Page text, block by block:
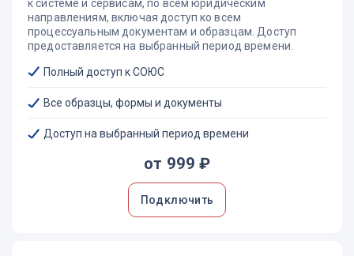
При установлении тех или иных обстоятельств,
требующих специальных знаний,суд назначает
экспертизу для:
диагностики внутрисемейных отношений и
взаимоотношений ребенка с каждым из родителей
выявления психологических особенностей каждого из
психологического анализа ситуации в целом (семейного
конфликта)
определения наличия или отсутствия психологического
влияния на ребенка со стороны одного из родителей
В этих целях судами должны быть назначены судебно-
психологические, судебно-психиатрические, а также
к системе и сервисам, по всем юридическим
направлениям, включая доступ ко всем
процессуальным документам и образцам. Доступ
предоставляется на выбранный период времени.
Полный доступ к СОЮС
Все образцы, формы и документы
Доступ на выбранный период времени
от 999 ₽
Подключить